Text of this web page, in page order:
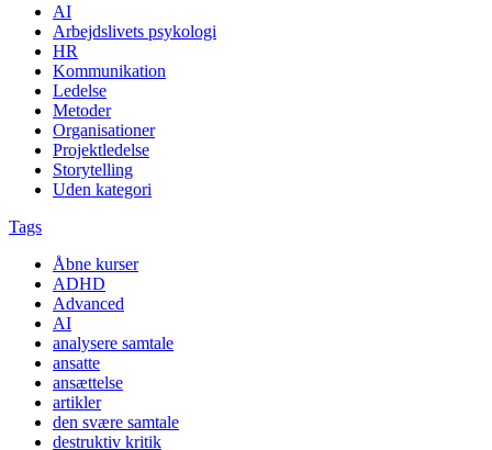
AI
Arbejdslivets psykologi
HR
Kommunikation
Ledelse
Metoder
Organisationer
Projektledelse
Storytelling
Uden kategori
Tags
Åbne kurser
ADHD
Advanced
AI
analysere samtale
ansatte
ansættelse
artikler
den svære samtale
destruktiv kritik